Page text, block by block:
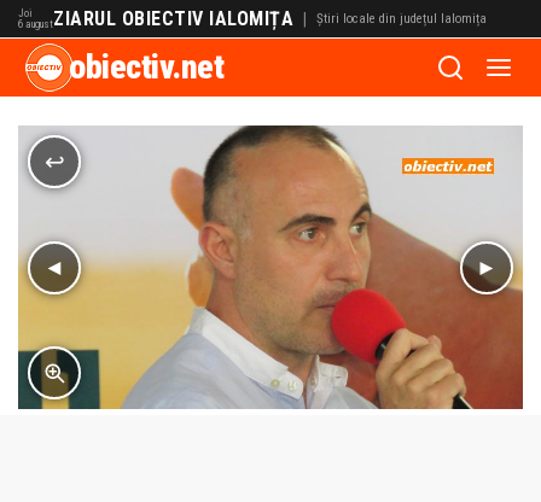
Joi
6 augustZIARUL OBIECTIV IALOMIȚA | Știri locale din județul Ialomița
obiectiv.net